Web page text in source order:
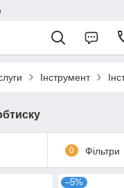
Інструмент
0 Фільтри
–5%